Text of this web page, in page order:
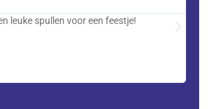
leuke spullen voor een feestje!